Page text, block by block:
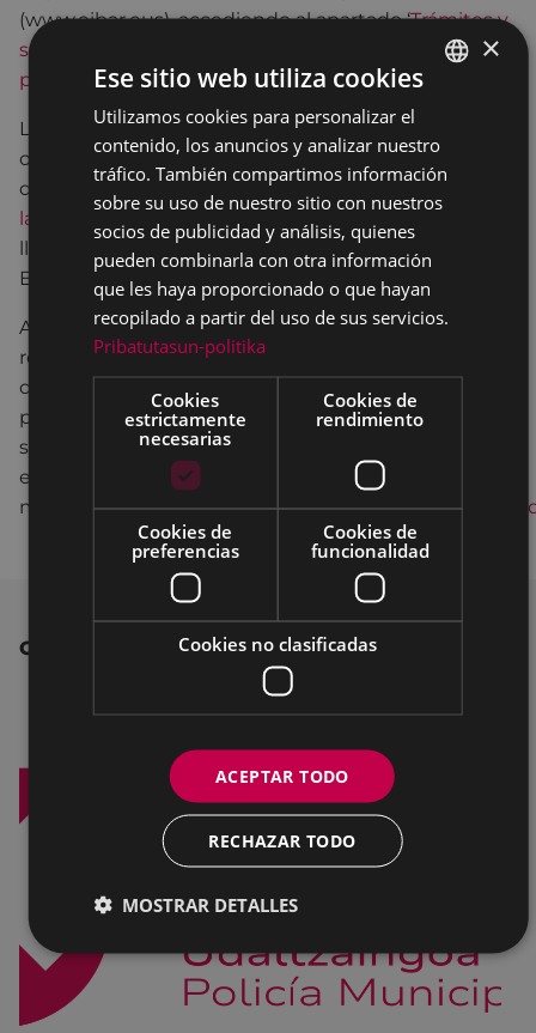
(www.eibar.eus), accediendo al apartado ‘Trámites y
servicios
Empleo y selección de
personal’ y ‘Lanbide’.
Las personas interesadas en inscribirse a las citadas
ofertas deberán hacerlo a través de la página web
de Lanbide (https://www.lanbide.euskadi.eus/inicio-
lanbide/
llamando al propio teléfono del Servicio Vasco de
Empleo (943023802).
Asimismo, todas aquellas personas que deseen
recibir en su correo electrónico información sobre
dichas ofertas de empleo y otras tantas que se
puedan publicar en la web municipal pueden
suscribirse alboletín “Ofertas de trabajo
en el apartado web
municipalhttps://www.eibar.eus/es/tramites/
OTRAS NOTICIAS
SPANISH
×
Ese sitio web utiliza cookies
Utilizamos cookies para personalizar el
contenido, los anuncios y analizar nuestro
tráfico. También compartimos información
sobre su uso de nuestro sitio con nuestros
socios de publicidad y análisis, quienes
pueden combinarla con otra información
que les haya proporcionado o que hayan
recopilado a partir del uso de sus servicios.
Pribatutasun-politika
Cookies
estrictamente
necesarias
Cookies de
rendimiento
Cookies de
preferencias
Cookies de
funcionalidad
Cookies no clasificadas
ACEPTAR TODO
RECHAZAR TODO
MOSTRAR DETALLES